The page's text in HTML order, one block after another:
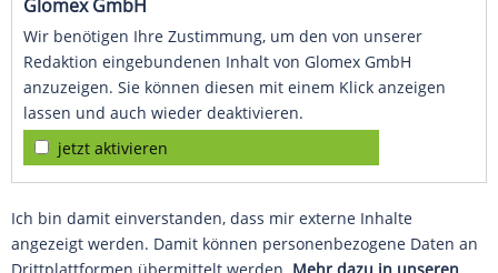
Glomex GmbH
Wir benötigen Ihre Zustimmung, um den von unserer
Redaktion eingebundenen Inhalt von Glomex GmbH
anzuzeigen. Sie können diesen mit einem Klick anzeigen
lassen und auch wieder deaktivieren.
jetzt aktivieren
Ich bin damit einverstanden, dass mir externe Inhalte
angezeigt werden. Damit können personenbezogene Daten an